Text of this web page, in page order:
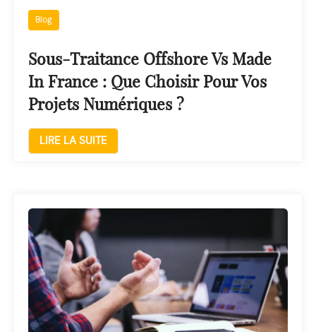
Blog
Sous-Traitance Offshore Vs Made
In France : Que Choisir Pour Vos
Projets Numériques ?
LIRE LA SUITE